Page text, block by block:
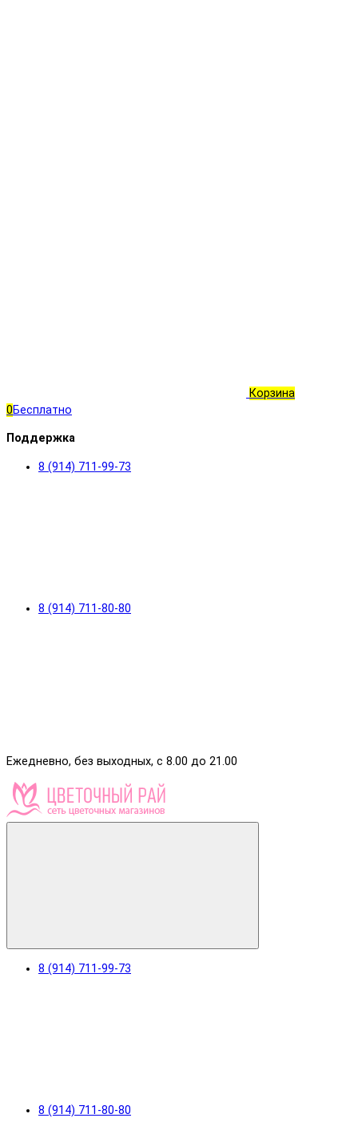
Корзина
0Бесплатно
Поддержка
8 (914) 711-99-73
8 (914) 711-80-80
Ежедневно, без выходных, с 8.00 до 21.00
8 (914) 711-99-73
8 (914) 711-80-80